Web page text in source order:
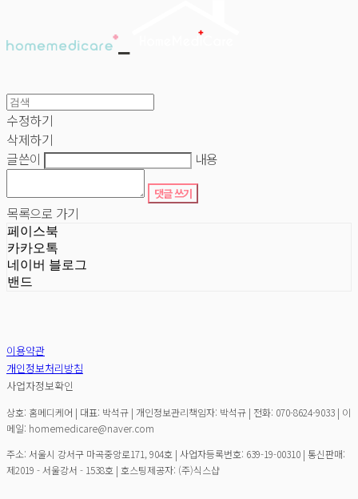
수정하기
삭제하기
글쓴이
내용
댓글 쓰기
목록으로 가기
페이스북
카카오톡
네이버 블로그
밴드
이용약관
개인정보처리방침
사업자정보확인
상호: 홈메디케어 | 대표: 박석규 | 개인정보관리책임자: 박석규 | 전화: 070-8624-9033 | 이
메일: homemedicare@naver.com
주소: 서울시 강서구 마곡중앙로171, 904호 | 사업자등록번호: 639-19-00310 | 통신판매:
제2019 - 서울강서 - 1538호 | 호스팅제공자: (주)식스샵